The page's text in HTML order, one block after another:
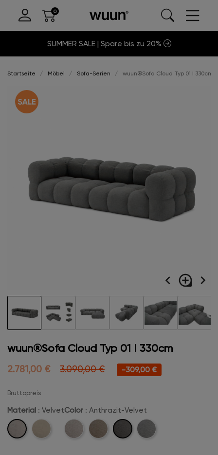
SUMMER SALE | Spare bis zu 20%
Startseite Möbel Sofa-Serien wuun®Sofa Cloud Typ 01 I 330cm
navigate_before loupe navigate_next
wuun®Sofa Cloud Typ 01 I 330cm
2.781,00 € 3.090,00 € -309,00 €
Bruttopreis
Material : Velvet
Velvet Boucle
Color : Anthrazit-Velvet
Beige-
Camel-Anthrazit-
Velvet
Hellgrau-